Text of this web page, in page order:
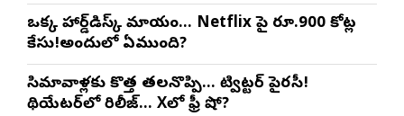
ఒక్క హార్డ్‌డిస్క్ మాయం… Netflix పై రూ.900 కోట్ల
కేసు!అందులో ఏముంది?
సినిమావాళ్లకు కొత్త తలనొప్పి… ట్విట్టర్ పైరసీ!
థియేటర్‌లో రిలీజ్… Xలో ఫ్రీ షో?